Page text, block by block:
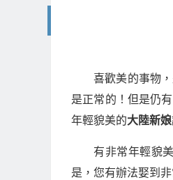
喜歡美的事物
是正常的！但是仍
年輕貌美的大陸新娘
有非常年輕貌
是，您有辦法娶到